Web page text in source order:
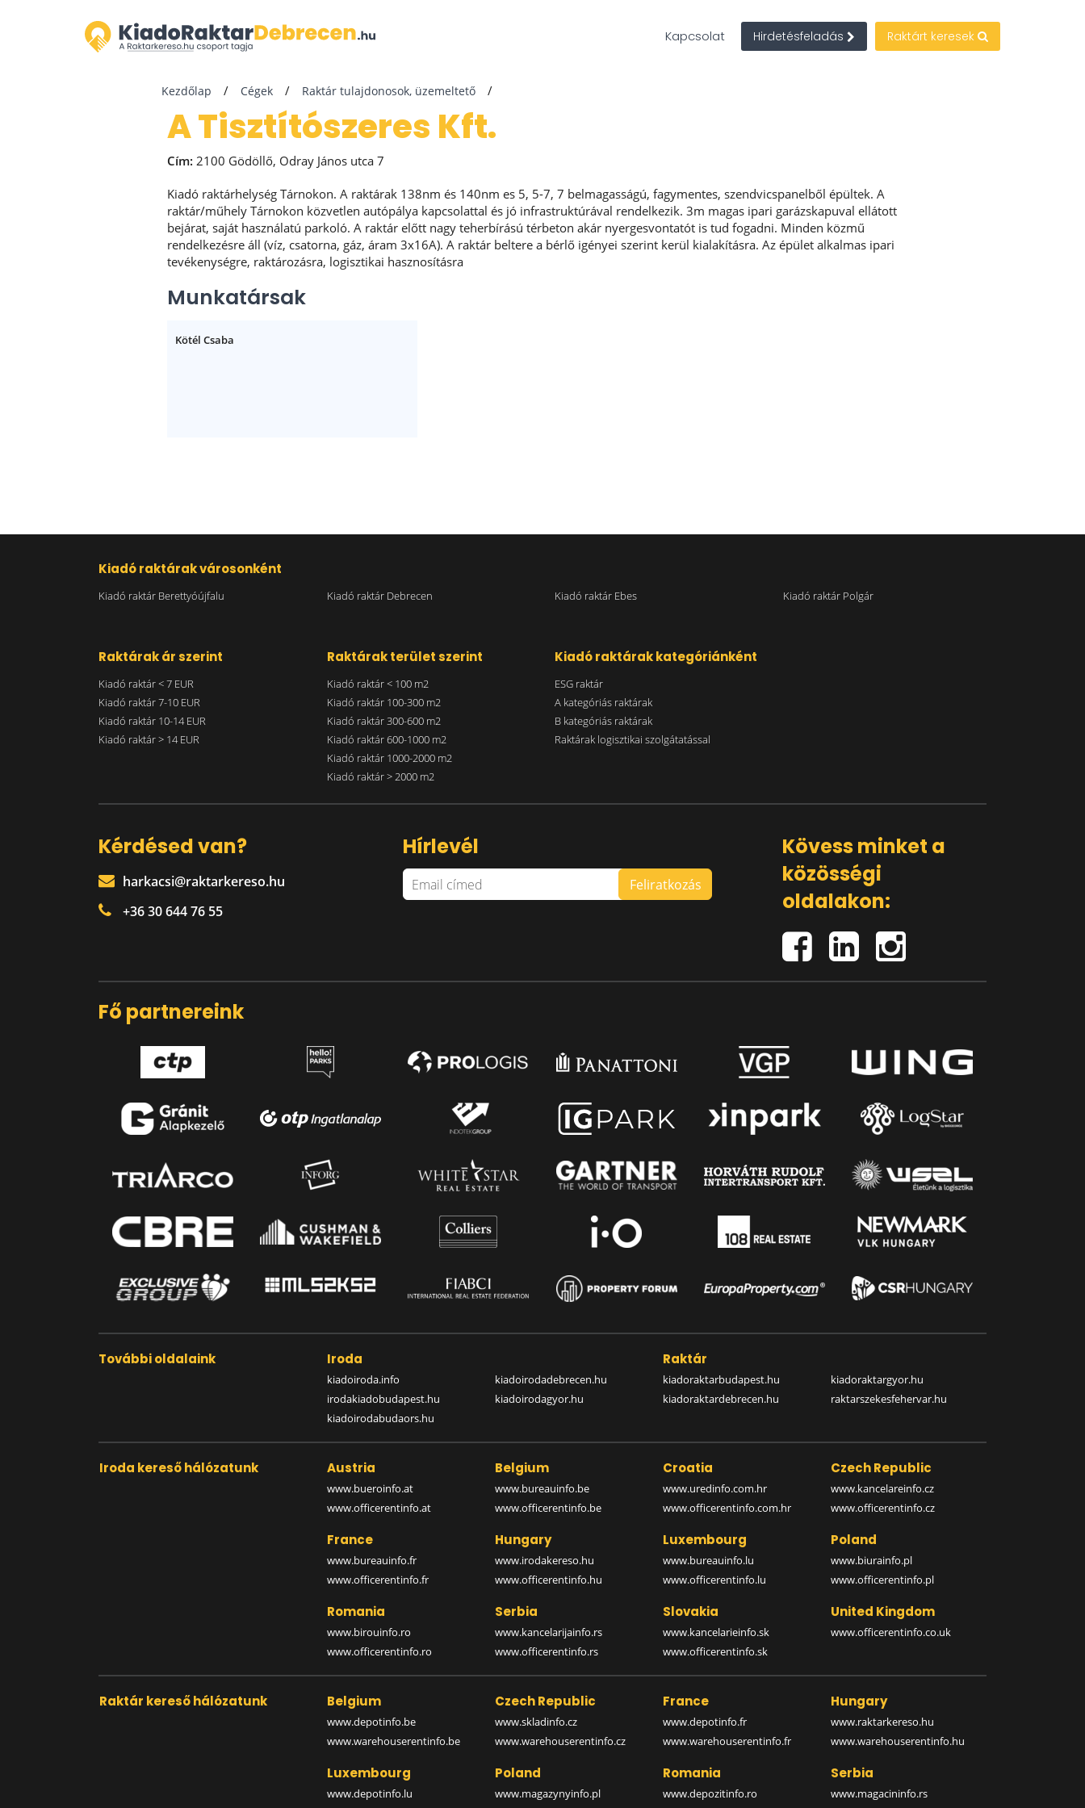
Kapcsolat Hirdetésfeladás Raktárt keresek
Kezdőlap Cégek Raktár tulajdonosok, üzemeltető
A Tisztítószeres Kft.
Cím: 2100 Gödöllő, Odray János utca 7
Kiadó raktárhelység Tárnokon. A raktárak 138nm és 140nm es 5, 5-7, 7 belmagasságú, fagymentes, szendvicspanelből épültek. A
raktár/műhely Tárnokon közvetlen autópálya kapcsolattal és jó infrastruktúrával rendelkezik. 3m magas ipari garázskapuval ellátott
bejárat, saját használatú parkoló. A raktár előtt nagy teherbírású térbeton akár nyergesvontatót is tud fogadni. Minden közmű
rendelkezésre áll (víz, csatorna, gáz, áram 3x16A). A raktár beltere a bérlő igényei szerint kerül kialakításra. Az épület alkalmas ipari
tevékenységre, raktározásra, logisztikai hasznosításra
Munkatársak
Kötél Csaba
Kiadó raktárak városonként
Kiadó raktár Berettyóújfalu Kiadó raktár Debrecen Kiadó raktár Ebes Kiadó raktár Polgár
Raktárak ár szerint
Kiadó raktár < 7 EUR
Kiadó raktár 7-10 EUR
Kiadó raktár 10-14 EUR
Kiadó raktár > 14 EUR
Raktárak terület szerint
Kiadó raktár < 100 m2
Kiadó raktár 100-300 m2
Kiadó raktár 300-600 m2
Kiadó raktár 600-1000 m2
Kiadó raktár 1000-2000 m2
Kiadó raktár > 2000 m2
Kiadó raktárak kategóriánként
ESG raktár
A kategóriás raktárak
B kategóriás raktárak
Raktárak logisztikai szolgátatással
Kérdésed van?
harkacsi@raktarkereso.hu
+36 30 644 76 55
Hírlevél
Kövess minket a
közösségi
oldalakon:
Fő partnereink
További oldalaink Iroda
kiadoiroda.info
irodakiadobudapest.hu
kiadoirodabudaors.hu
kiadoirodadebrecen.hu
kiadoirodagyor.hu
Raktár
kiadoraktarbudapest.hu
kiadoraktardebrecen.hu
kiadoraktargyor.hu
raktarszekesfehervar.hu
Iroda kereső hálózatunk Austria
www.bueroinfo.at
www.officerentinfo.at
Belgium
www.bureauinfo.be
www.officerentinfo.be
Croatia
www.uredinfo.com.hr
www.officerentinfo.com.hr
Czech Republic
www.kancelareinfo.cz
www.officerentinfo.cz
France
www.bureauinfo.fr
www.officerentinfo.fr
Hungary
www.irodakereso.hu
www.officerentinfo.hu
Luxembourg
www.bureauinfo.lu
www.officerentinfo.lu
Poland
www.biurainfo.pl
www.officerentinfo.pl
Romania
www.birouinfo.ro
www.officerentinfo.ro
Serbia
www.kancelarijainfo.rs
www.officerentinfo.rs
Slovakia
www.kancelarieinfo.sk
www.officerentinfo.sk
United Kingdom
www.officerentinfo.co.uk
Raktár kereső hálózatunk Belgium
www.depotinfo.be
www.warehouserentinfo.be
Czech Republic
www.skladinfo.cz
www.warehouserentinfo.cz
France
www.depotinfo.fr
www.warehouserentinfo.fr
Hungary
www.raktarkereso.hu
www.warehouserentinfo.hu
Luxembourg
www.depotinfo.lu
Poland
www.magazynyinfo.pl
Romania
www.depozitinfo.ro
Serbia
www.magacininfo.rs